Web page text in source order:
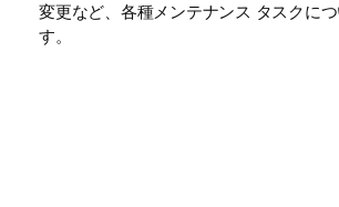
変更など、各種メンテナンス タスクに
す。